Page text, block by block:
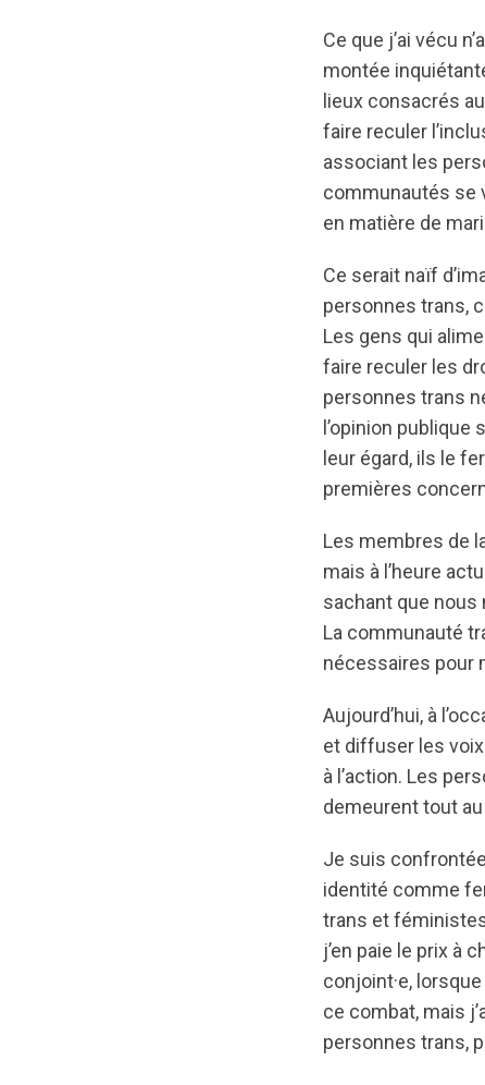
Ce que j’ai vécu
montée
lieux consacrés
faire reculer
associant les
communautés se
en matière de
Ce serait naïf
personnes trans,
Les gens qui
faire reculer les
personnes trans
l’opinion
leur égard, ils le
premières
Les membres de
mais à l’heure
sachant que nous
La communauté
nécessaires pour
Aujourd’hui, à
et diffuser les
à l’action. Les
demeurent tout
Je suis
identité comme
trans et
j’en paie le prix à
conjoint·e,
ce combat, mais
personnes trans,